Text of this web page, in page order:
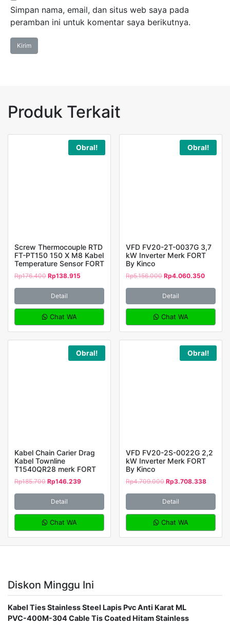
Simpan nama, email, dan situs web saya pada
peramban ini untuk komentar saya berikutnya.
Produk Terkait
Obral!
Screw Thermocouple RTD
FT-PT150 150 X M8 Kabel
Temperature Sensor FORT
Rp176.400 Rp138.915
Detail
Chat WA
Obral!
VFD FV20-2T-0037G 3,7
kW Inverter Merk FORT
By Kinco
Rp5.156.000 Rp4.060.350
Detail
Chat WA
Obral!
Kabel Chain Carier Drag
Kabel Townline
T1540QR28 merk FORT
Rp185.700 Rp146.239
Detail
Chat WA
Obral!
VFD FV20-2S-0022G 2,2
kW Inverter Merk FORT
By Kinco
Rp4.709.000 Rp3.708.338
Detail
Chat WA
Diskon Minggu Ini
Kabel Ties Stainless Steel Lapis Pvc Anti Karat ML
PVC-400M-304 Cable Tis Coated Hitam Stainless